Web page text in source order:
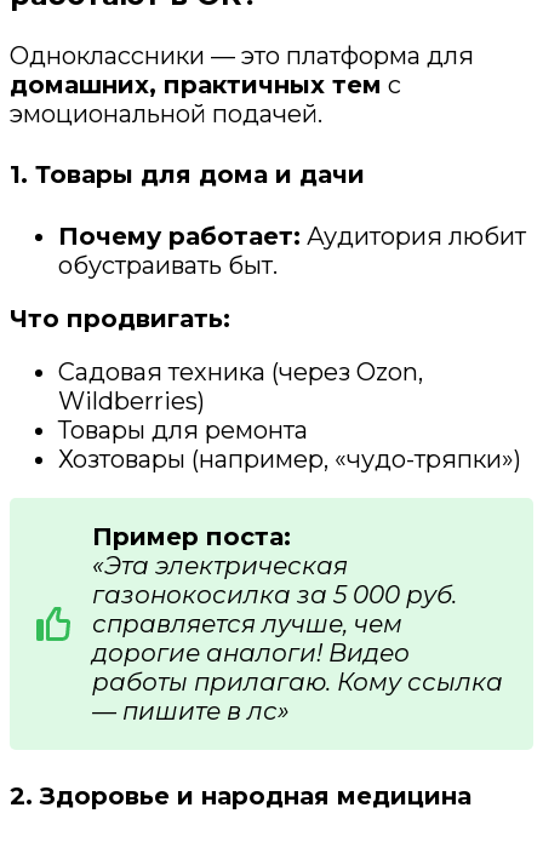
Одноклассники — это платформа для
домашних, практичных тем с
эмоциональной подачей.
1. Товары для дома и дачи
Почему работает: Аудитория любит
обустраивать быт.
Что продвигать:
Садовая техника (через Ozon,
Wildberries)
Товары для ремонта
Хозтовары (например, «чудо-тряпки»)
Пример поста:
«Эта электрическая
газонокосилка за 5 000 руб.
справляется лучше, чем
дорогие аналоги! Видео
работы прилагаю. Кому ссылка
— пишите в лс»
2. Здоровье и народная медицина